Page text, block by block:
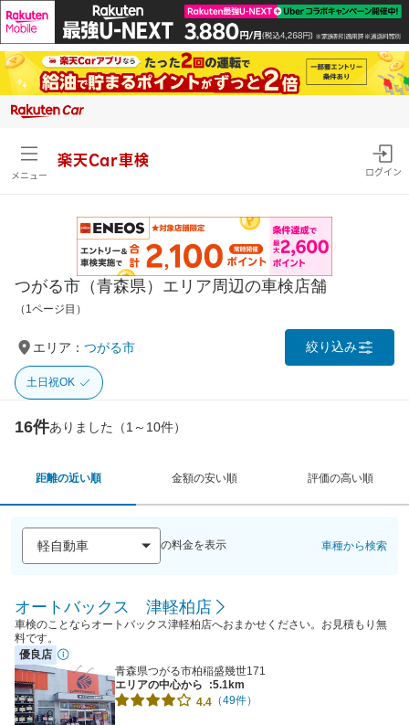
メニュー
楽天Car車検
ログイン
つがる市（青森県）エリア周辺の車検店舗
（1ページ目）
エリア： つがる市 絞り込み
土日祝OK
16件ありました（1～10件）
距離の近い順 金額の安い順 評価の高い順
の料金を表示 車種から検索
オートバックス 津軽柏店
車検のことならオートバックス津軽柏店へおまかせください。お見積もり無
料です。
優良店
青森県つがる市柏稲盛幾世171
エリアの中心から
:5.1km
4.4 （49件）